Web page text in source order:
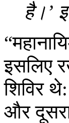
है।’
इसलिए
शिविर
और